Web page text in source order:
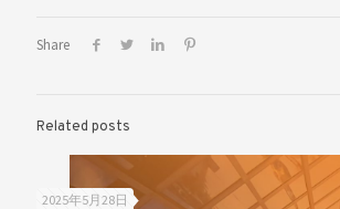
Share
Related posts
2025年5月28日